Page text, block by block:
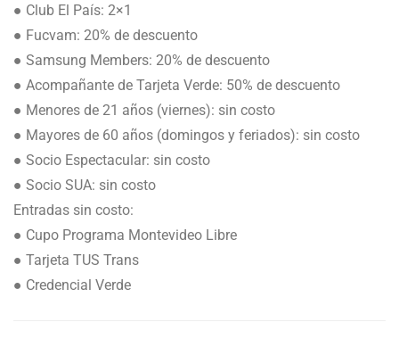
● Club El País: 2×1
● Fucvam: 20% de descuento
● Samsung Members: 20% de descuento
● Acompañante de Tarjeta Verde: 50% de descuento
● Menores de 21 años (viernes): sin costo
● Mayores de 60 años (domingos y feriados): sin costo
● Socio Espectacular: sin costo
● Socio SUA: sin costo
Entradas sin costo:
● Cupo Programa Montevideo Libre
● Tarjeta TUS Trans
● Credencial Verde